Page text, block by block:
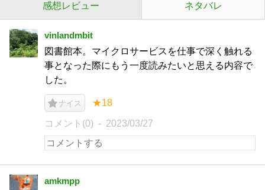
感想レビュー ネタバレ
vinlandmbit
図書館本。マイクロサービスを仕事で深く触れる
事となった際にもう一度読みたいと思える内容で
した。
ナイス ★18
コメント(0) 2023/03/27
amkmpp